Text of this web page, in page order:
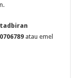
atau emel